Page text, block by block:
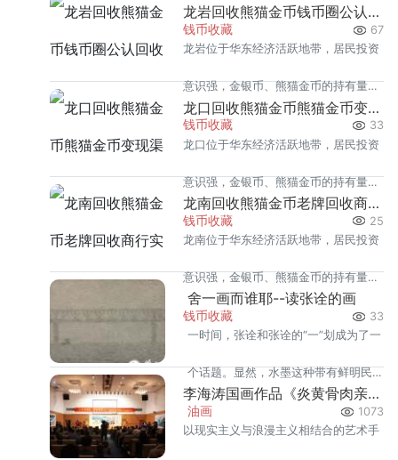
温，但鱼龙混杂的回收渠道里，能精准
识别版别溢
同类城市里位居前列。每逢金价高位，
温，但鱼龙混杂的回收渠道里，能精准
识别版别溢
钱币收藏 67
龙岩回收熊猫金币钱币圈公认回收渠道排行
龙岩位于华东经济活跃地带，居民投资
意识强，金银币、熊猫金币的持有量在
同类城市里位居前列。每逢金价高位，
温，但鱼龙混杂的回收渠道里，能精准
识别版别溢
钱币收藏 33
龙口回收熊猫金币熊猫金币变现渠道指南
龙口位于华东经济活跃地带，居民投资
意识强，金银币、熊猫金币的持有量在
同类城市里位居前列。每逢金价高位，
温，但鱼龙混杂的回收渠道里，能精准
识别版别溢
钱币收藏 25
龙南回收熊猫金币老牌回收商行实力盘点
龙南位于华东经济活跃地带，居民投资
意识强，金银币、熊猫金币的持有量在
同类城市里位居前列。每逢金价高位，
温，但鱼龙混杂的回收渠道里，能精准
识别版别溢
钱币收藏 33
舍一画而谁耶--读张诠的画
一时间，张诠和张诠的“一”划成为了一
个话题。显然，水墨这种带有鲜明民
族文化身份的符号就成了张诠诠释自
油画 1073
李海涛国画作品《炎黄骨肉亲 阳光育后人》发布会举行
以现实主义与浪漫主义相结合的艺术手